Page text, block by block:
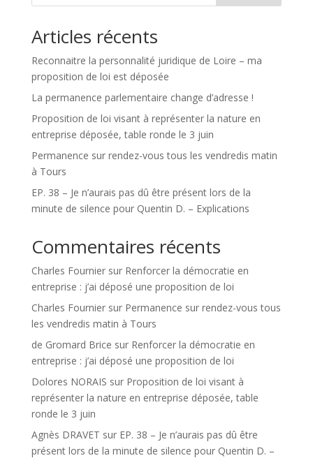
Articles récents
Reconnaitre la personnalité juridique de Loire – ma
proposition de loi est déposée
La permanence parlementaire change d’adresse !
Proposition de loi visant à représenter la nature en
entreprise déposée, table ronde le 3 juin
Permanence sur rendez-vous tous les vendredis matin
à Tours
EP. 38 – Je n’aurais pas dû être présent lors de la
minute de silence pour Quentin D. – Explications
Commentaires récents
Charles Fourniersur Renforcer la démocratie en
entreprise : j’ai déposé une proposition de loi
Charles Fourniersur Permanence sur rendez-vous tous
les vendredis matin à Tours
de Gromard Brice sur Renforcer la démocratie en
entreprise : j’ai déposé une proposition de loi
Dolores NORAIS sur Proposition de loi visant à
représenter la nature en entreprise déposée, table
ronde le 3 juin
Agnès DRAVET sur EP. 38 – Je n’aurais pas dû être
présent lors de la minute de silence pour Quentin D. –